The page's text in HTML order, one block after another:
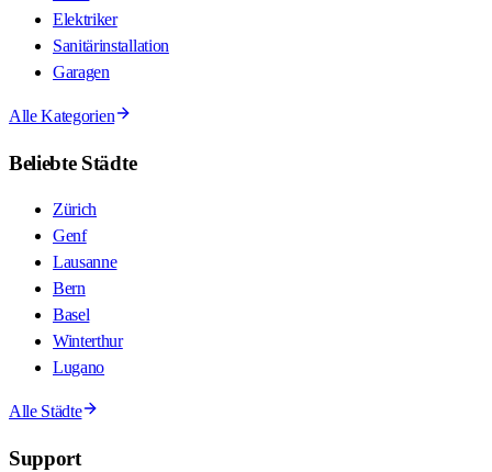
Elektriker
Sanitärinstallation
Garagen
Alle Kategorien
Beliebte Städte
Zürich
Genf
Lausanne
Bern
Basel
Winterthur
Lugano
Alle Städte
Support